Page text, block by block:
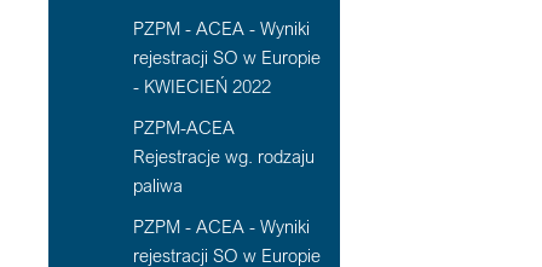
PZPM - ACEA - Wyniki
rejestracji SO w Europie
- KWIECIEŃ 2022
PZPM-ACEA
Rejestracje wg. rodzaju
paliwa
PZPM - ACEA - Wyniki
rejestracji SO w Europie